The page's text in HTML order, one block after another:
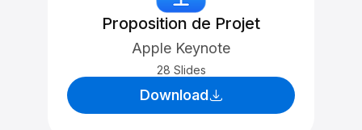
Proposition de Projet
Apple Keynote
28 Slides
Download